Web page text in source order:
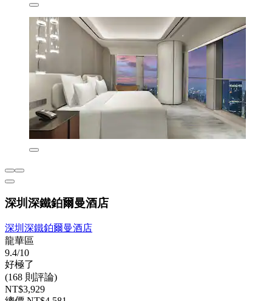
深圳深鐵鉑爾曼酒店
深圳深鐵鉑爾曼酒店
龍華區
9.4/10
好極了
(168 則評論)
NT$3,929